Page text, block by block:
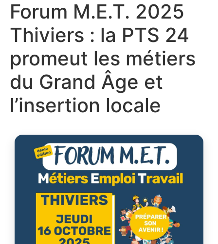
Forum M.E.T. 2025
Thiviers : la PTS 24
promeut les métiers
du Grand Âge et
l’insertion locale